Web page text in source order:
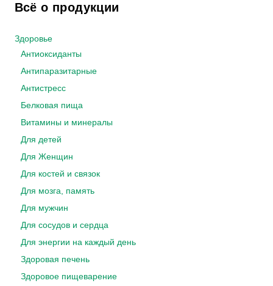
Всё о продукции
Здоровье
Антиоксиданты
Антипаразитарные
Антистресс
Белковая пища
Витамины и минералы
Для детей
Для Женщин
Для костей и связок
Для мозга, память
Для мужчин
Для сосудов и сердца
Для энергии на каждый день
Здоровая печень
Здоровое пищеварение